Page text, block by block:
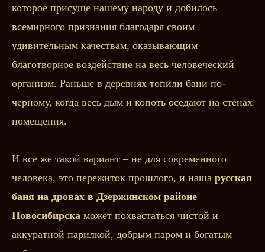
которое присуще нашему народу и добилось
всемирного признания благодаря своим
удивительным качествам, оказывающим
благотворное воздействие на весь человеческий
организм. Раньше в деревнях топили бани по-
черному, когда весь дым и копоть оседают на стенах
помещения.
И все же такой вариант – не для современного
человека, это пережиток прошлого, и наша русская
баня на дровах в Дзержинском районе
Новосибирска может похвастаться чистой и
аккуратной парилкой, добрым паром и богатым